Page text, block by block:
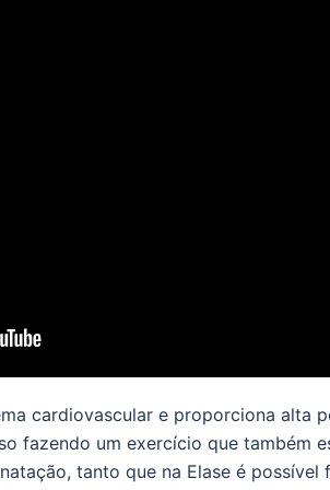
cardiovascular e proporciona alta
fazendo um exercício que também
tanto que na Elase é